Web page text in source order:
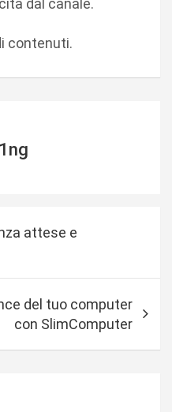
contenuti.
attese e
del tuo computer
con SlimComputer